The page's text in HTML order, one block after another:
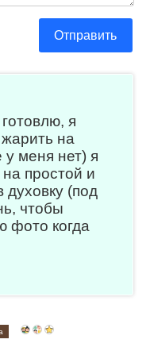
Отправить
я
на
у меня нет) я
простой и
духовку (под
чтобы
фото когда